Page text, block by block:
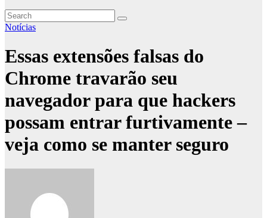
Notícias
Essas extensões falsas do
Chrome travarão seu
navegador para que hackers
possam entrar furtivamente –
veja como se manter seguro